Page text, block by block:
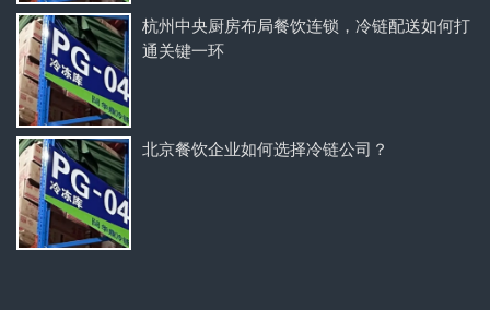
杭州中央厨房布局餐饮连锁，冷链配送如何打
通关键一环
北京餐饮企业如何选择冷链公司？